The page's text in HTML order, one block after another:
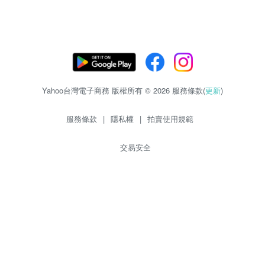
Yahoo台灣電子商務 版權所有 © 2026 服務條款(更新)
服務條款 | 隱私權 | 拍賣使用規範
交易安全